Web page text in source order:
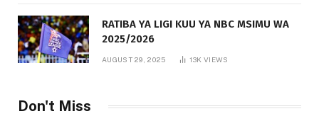
RATIBA YA LIGI KUU YA NBC MSIMU WA
2025/2026
AUGUST 29, 2025 13KVIEWS
Don't Miss